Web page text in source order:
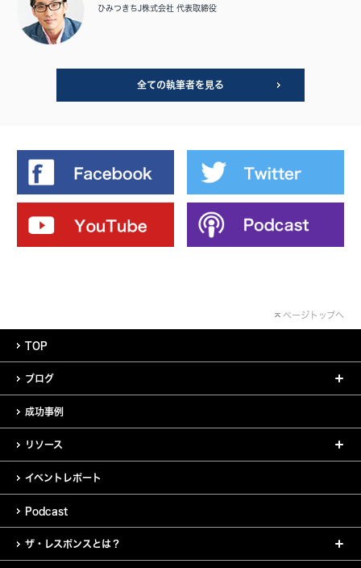
ひみつきちJ株式会社 代表取締役
全ての執筆者を見る
ページトップへ
TOP
ブログ
成功事例
リソース
イベントレポート
Podcast
ザ・レスポンスとは？